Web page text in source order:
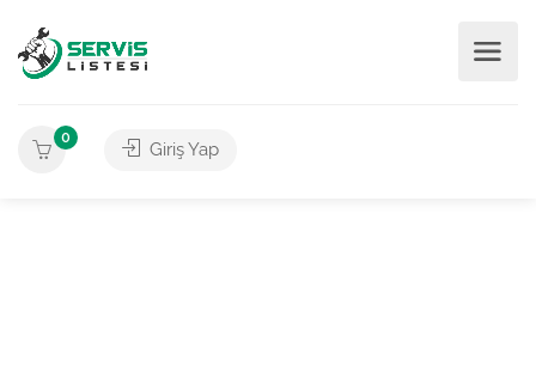
0
Giriş Yap